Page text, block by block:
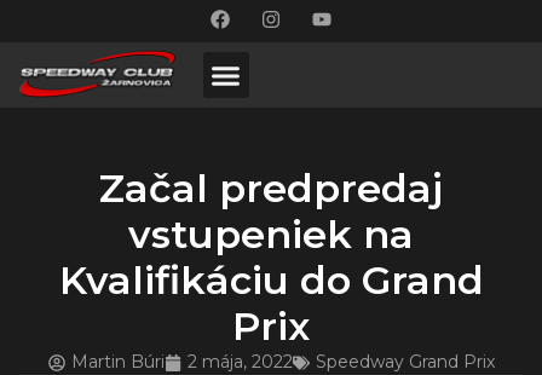
Začal predpredaj
vstupeniek na
Kvalifikáciu do Grand
Prix
Martin Búri 2 mája, 2022 Speedway Grand Prix